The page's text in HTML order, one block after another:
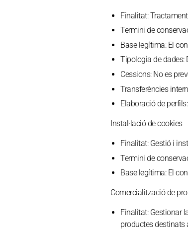
Finalitat:Tractament
Termini de
Base legítima:El
Tipologia de dades:
Cessions:No es
Transferències
Elaboració de perfils:
Instal·lació de cookies
Finalitat:Gestió i
Termini de
Base legítima:El
Comercialització de
Finalitat:Gestionar
productes destinats